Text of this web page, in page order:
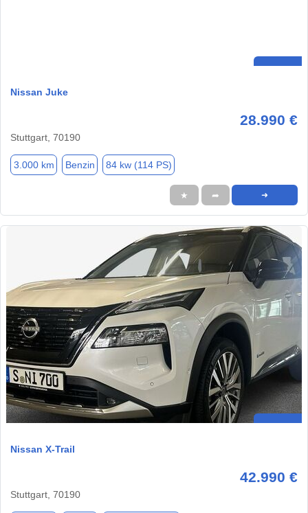
Nissan Juke
28.990 €
Stuttgart, 70190
3.000 km Benzin 84 kw (114 PS)
★ ➦ ➜
Nissan X-Trail
42.990 €
Stuttgart, 70190